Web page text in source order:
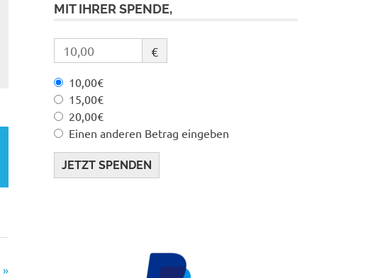
MIT IHRER SPENDE,
€
10,00€
15,00€
20,00€
Einen anderen Betrag eingeben
JETZT SPENDEN